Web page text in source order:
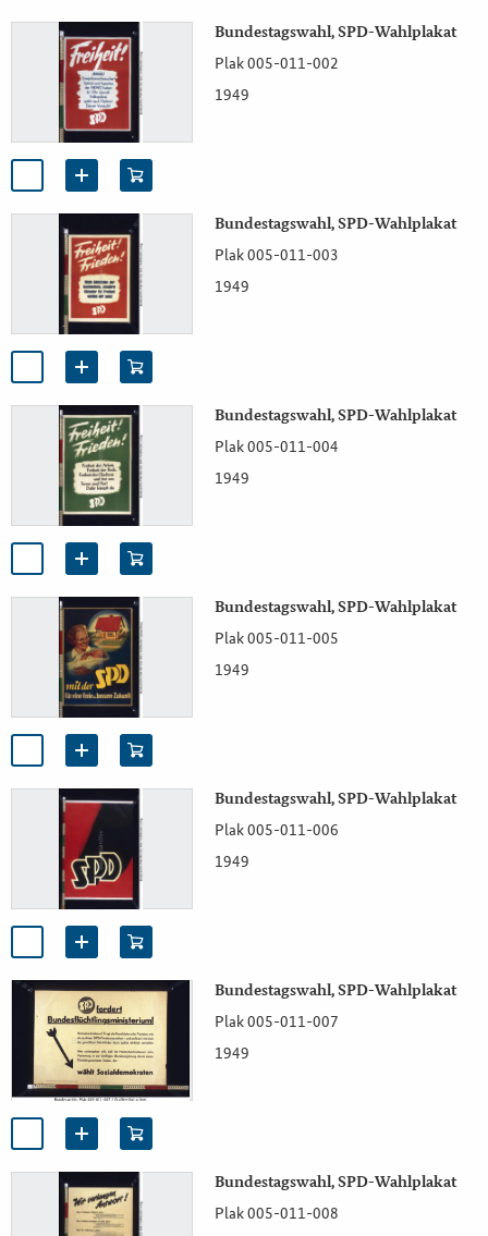
Bundestagswahl, SPD-Wahlplakat
Plak 005-011-002
1949
Bundestagswahl, SPD-Wahlplakat
Plak 005-011-003
1949
Bundestagswahl, SPD-Wahlplakat
Plak 005-011-004
1949
Bundestagswahl, SPD-Wahlplakat
Plak 005-011-005
1949
Bundestagswahl, SPD-Wahlplakat
Plak 005-011-006
1949
Bundestagswahl, SPD-Wahlplakat
Plak 005-011-007
1949
Bundestagswahl, SPD-Wahlplakat
Plak 005-011-008